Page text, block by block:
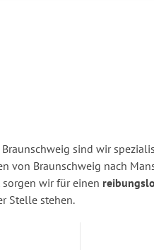
Braunschweig sind wir
von Braunschweig nach
wir für einen
Stelle stehen.